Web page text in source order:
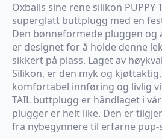
Oxballs sine rene silikon PUPPY
superglatt buttplugg med en
Den bønneformede pluggen og
er designet for å holde denne
sikkert på plass. Laget av
Silikon, er den myk og
komfortabel innføring og livlig
TAIL buttplugg er håndlaget i
plugger er helt like. Den er
fra nybegynnere til erfarne pup-